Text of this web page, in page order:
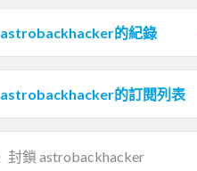
astrobackhacker的紀錄
astrobackhacker的訂閱列表
封鎖 astrobackhacker